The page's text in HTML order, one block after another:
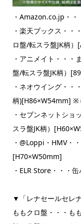
・Amazon.co.jp・・
・楽天ブックス・・
ロ盤/転スラ盤JK柄
・アニメイト・・・
盤/転スラ盤JK柄）
・ネオウイング・・
柄)[H86×W54mm] ※
・セブンネットショ
スラ盤JK柄）
・@Loppi・HMV・
[H70×W50mm]
・ELR Store・・・
▼「レナセールセレ
ももクロ盤・・・も